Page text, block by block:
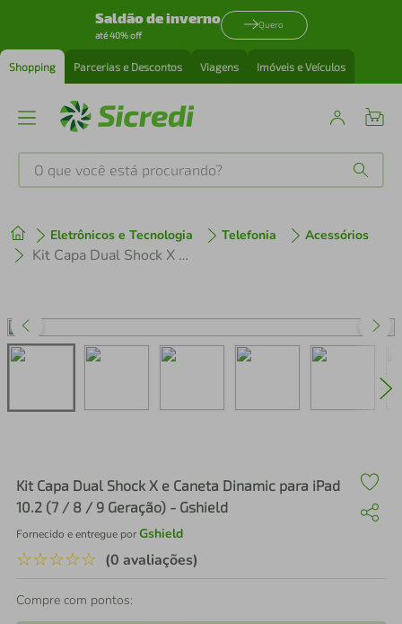
Saldão de inverno
até 40% off
Quero
Shopping Parcerias e Descontos Viagens Imóveis e Veículos
O que você está procurando?
Eletrônicos e Tecnologia Telefonia Acessórios
Kit Capa Dual Shock X e Caneta Dinamic para iPad 10.2 (7 / 8 / 9 Geração) - Gshield
Kit Capa Dual Shock X e Caneta Dinamic para iPad
10.2 (7 / 8 / 9 Geração) - Gshield
Fornecido e entregue porGshield
☆☆☆☆☆ (0 avaliações)
Compre com pontos:
1 º tenis
perfume